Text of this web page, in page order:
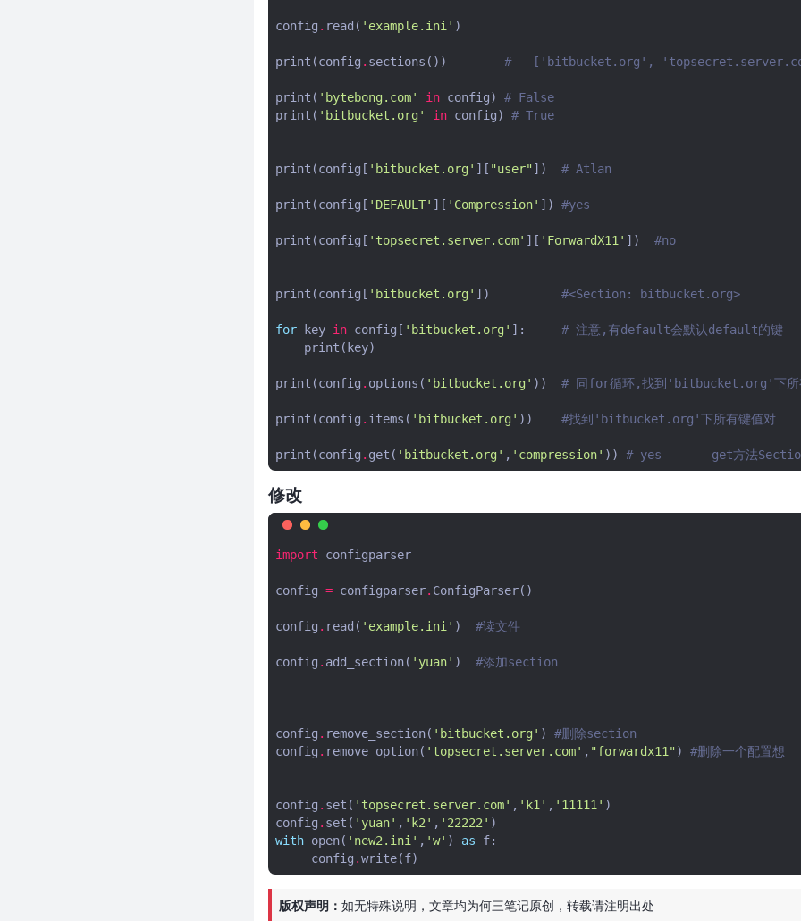
config . read ( 'example.ini' )
print (config . sections ()) #   ['bitbucket.org',
print ( 'bytebong.com' in config)
# False
print ( 'bitbucket.org' in config) # True
print (config [ 'bitbucket.org' ][ "user" ]) # Atlan
print (config [ 'DEFAULT' ][ 'Compression' ]) #yes
print (config [ 'topsecret.server.com' ][ 'ForwardX11' ]) #no
print (config [ 'bitbucket.org' ]) #<Section: bitbucket.org>
for key in config [ 'bitbucket.org' ]:
# 注意,有default会默认default的键
print ( key)
print (config . options ( 'bitbucket.org' )) # 同for循环,找到'bitbucket.org'下所
print (config . items ( 'bitbucket.org' )) #找到'bitbucket.org'下所有键值对
print (config . get ( 'bitbucket.org' , 'compression' )) # yes       get方法Section
修改
import configparser
config = configparser. ConfigParser()
config . read ( 'example.ini' ) #读文件
config . add_section( 'yuan' ) #添加section
config . remove_section( 'bitbucket.org' )
#删除section
config . remove_option( 'topsecret.server.com' , "forwardx11" ) #删除一个配置想
config . set ( 'topsecret.server.com' , 'k1' , '11111' )
config . set ( 'yuan' , 'k2' , '22222' )
with open( 'new2.ini' , 'w' ) as f:
config .write(f)
版权声明： 如无特殊说明，文章均为何三笔记原创，转载请注明出处